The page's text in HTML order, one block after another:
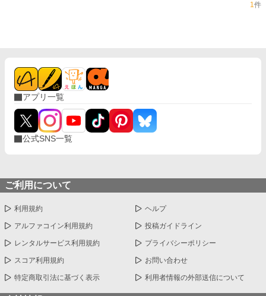
1件
アプリ一覧
公式SNS一覧
ご利用について
利用規約 ヘルプ
アルファコイン利用規約 投稿ガイドライン
レンタルサービス利用規約 プライバシーポリシー
スコア利用規約 お問い合わせ
特定商取引法に基づく表示 利用者情報の外部送信について